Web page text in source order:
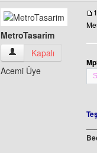
MetroTasarim
MetroTasarim
Kapalı
Acemi Üye